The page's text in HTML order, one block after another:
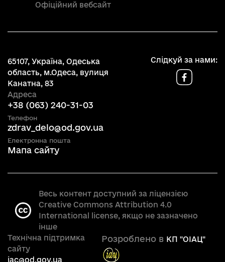
Офіційний вебсайт
65107, Україна, Одеська
область, м.Одеса, вулиця
Канатна, 83
Адреса
Слідкуй за нами:
+38 (063) 240-31-03
Телефон
zdrav_delo@od.gov.ua
Електронна пошта
Мапа сайту
Весь контент доступний за ліцензією
Creative Commons Attribution 4.0
International license, якщо не зазначено
інше
Технічна підтримка
сайту
iac@od.gov.ua
Розроблено в КП "OIAЦ"